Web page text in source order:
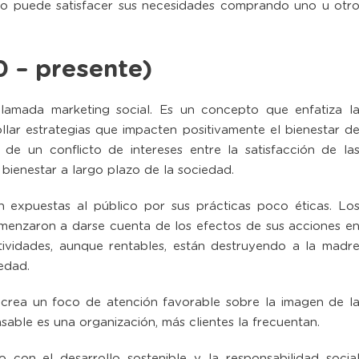
puede satisfacer sus necesidades comprando uno u otro
– presente)
marketing social. Es un concepto que enfatiza la
estrategias que impacten positivamente el bienestar de
de un conflicto de intereses entre la satisfacción de las
a largo plazo de la sociedad.
expuestas al público por sus prácticas poco éticas. Los
a darse cuenta de los efectos de sus acciones en
aunque rentables, están destruyendo a la madre
un foco de atención favorable sobre la imagen de la
es una organización, más clientes la frecuentan.